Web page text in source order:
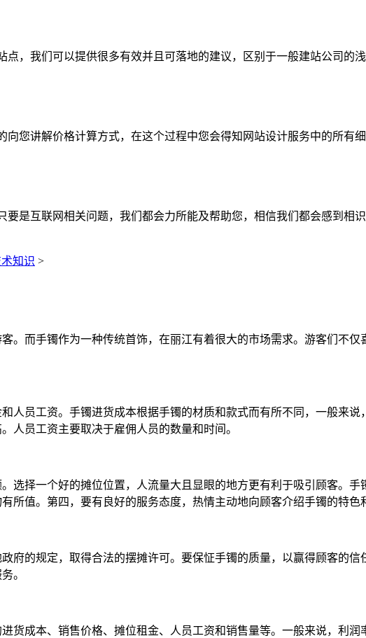
点，我们可以提供很多有效并且可落地的建议，区别于一般建站公司的
向您讲解价格计算方式，在这个过程中您会得知网站设计服务中的所有
要是互联网相关问题，我们都会力所能及帮助您，相信我们都会感到相
知识 >
。而手镯作为一种传统首饰，在丽江有着很大的市场需求。游客们不
人员工资。手镯进货成本根据手镯的材质和款式而有所不同，一般来
人员工资主要取决于雇佣人员的数量和时间。
选择一个好的摊位位置，人流量大且显眼的地方更有利于吸引顾客。
所值。第四，要有良好的服务态度，热情主动地向顾客介绍手镯的特色
府的规定，取得合法的摆摊许可。要保怔手镯的质量，以赢得顾客的
。
货成本、销售价格、摊位租金、人员工资和销售量等。一般来说，利